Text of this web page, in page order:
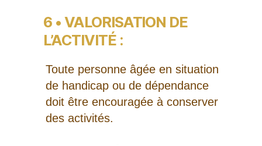
6 • VALORISATION DE
L’ACTIVITÉ :
Toute personne âgée en situation
de handicap ou de dépendance
doit être encouragée à conserver
des activités.